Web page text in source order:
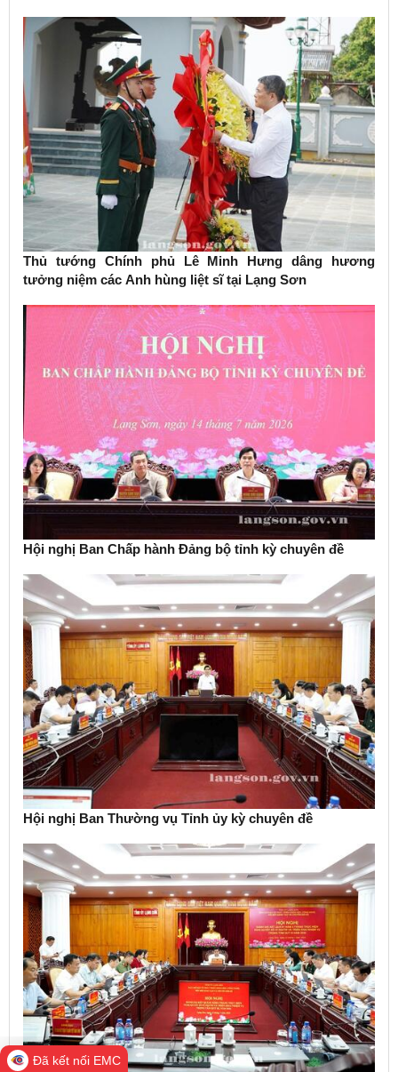
Thủ tướng Chính phủ Lê Minh Hưng dâng hương
tưởng niệm các Anh hùng liệt sĩ tại Lạng Sơn
Hội nghị Ban Chấp hành Đảng bộ tỉnh kỳ chuyên đề
Hội nghị Ban Thường vụ Tỉnh ủy kỳ chuyên đề
Đã kết nối EMC